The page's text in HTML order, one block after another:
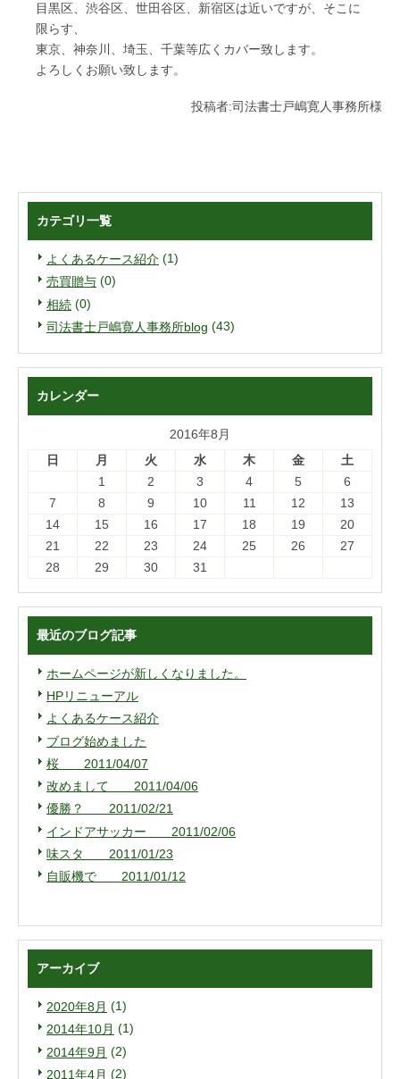
目黒区、渋谷区、世田谷区、新宿区は近いですが、そこに
限らす、
東京、神奈川、埼玉、千葉等広くカバー致します。
よろしくお願い致します。
投稿者:司法書士戸嶋寛人事務所様
カテゴリ一覧
よくあるケース紹介 (1)
売買贈与 (0)
相続 (0)
司法書士戸嶋寛人事務所blog (43)
カレンダー
2016年8月
日
月 火 水 木 金
土
1
2 3 4 5
6
7
8 9 10 11 12
13
14
15 16 17 18 19
20
21
22 23 24 25 26
27
28
29 30 31
最近のブログ記事
ホームページが新しくなりました。
HPリニューアル
よくあるケース紹介
ブログ始めました
桜 2011/04/07
改めまして 2011/04/06
優勝？ 2011/02/21
インドアサッカー 2011/02/06
味スタ 2011/01/23
自販機で 2011/01/12
アーカイブ
2020年8月 (1)
2014年10月 (1)
2014年9月 (2)
2011年4月 (2)